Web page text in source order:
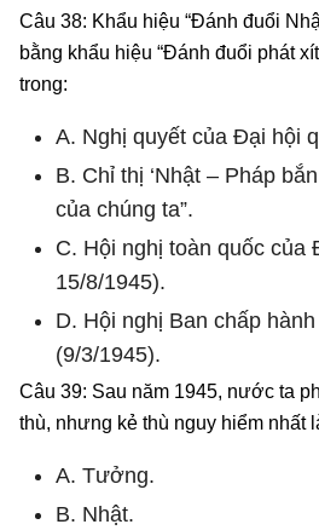
Câu 38: Khẩu hiệu “Đánh đuổi
bằng khẩu hiệu “Đánh đuổi phát
trong:
A. Nghị quyết của Đại hội
B. Chỉ thị ‘Nhật – Pháp
của chúng ta”.
C. Hội nghị toàn quốc của
15/8/1945).
D. Hội nghị Ban chấp
(9/3/1945).
Câu 39: Sau năm 1945, nước ta
thù, nhưng kẻ thù nguy hiểm nhất
A. Tưởng.
B. Nhật.